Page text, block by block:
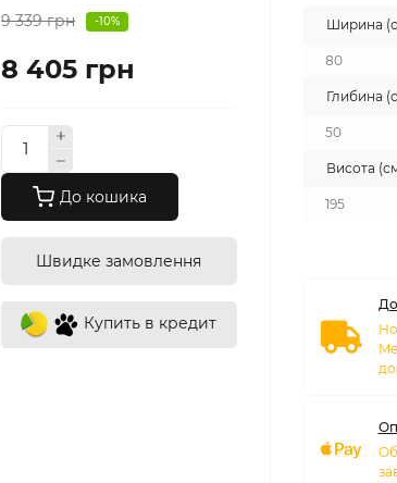
9 339 грн -10%
8 405 грн
До кошика
Купить в кредит
Швидке замовлення
Ширина
80
Глибина
50
Висота
195